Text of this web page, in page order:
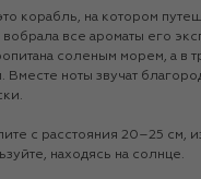
корабль, на котором
все ароматы его
соленым морем, а в
Вместе ноты звучат
с расстояния 20–25 см,
находясь на солнце.